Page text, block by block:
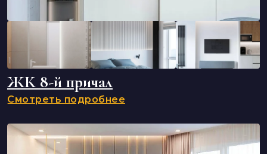
ЖК 8-й причал
Смотреть подробнее